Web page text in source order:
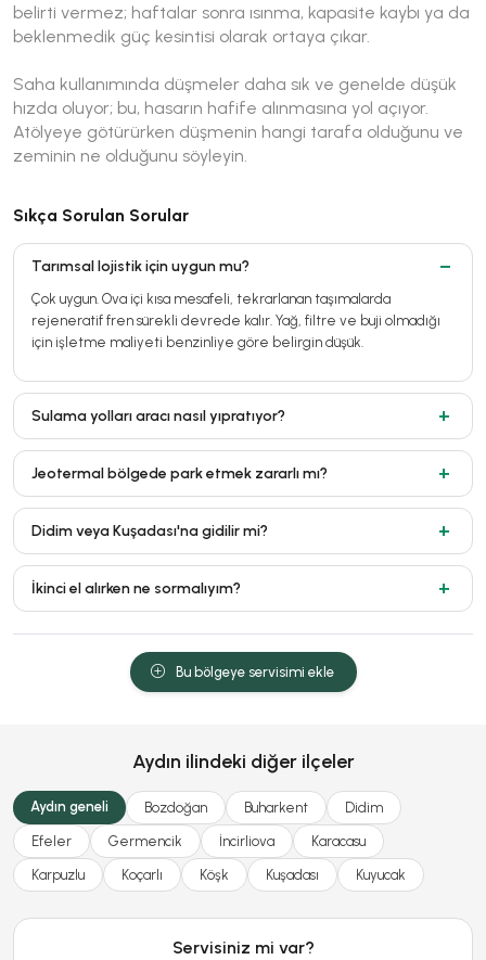
belirti vermez; haftalar sonra ısınma, kapasite kaybı ya da
beklenmedik güç kesintisi olarak ortaya çıkar.
Saha kullanımında düşmeler daha sık ve genelde düşük
hızda oluyor; bu, hasarın hafife alınmasına yol açıyor.
Atölyeye götürürken düşmenin hangi tarafa olduğunu ve
zeminin ne olduğunu söyleyin.
Sıkça Sorulan Sorular
Tarımsal lojistik için uygun mu?
Çok uygun. Ova içi kısa mesafeli, tekrarlanan taşımalarda
rejeneratif fren sürekli devrede kalır. Yağ, filtre ve buji olmadığı
için işletme maliyeti benzinliye göre belirgin düşük.
Sulama yolları aracı nasıl yıpratıyor?
Jeotermal bölgede park etmek zararlı mı?
Didim veya Kuşadası'na gidilir mi?
İkinci el alırken ne sormalıyım?
Bu bölgeye servisimi ekle
Aydın ilindeki diğer ilçeler
Aydın geneli Bozdoğan Buharkent Didim
Efeler Germencik İncirliova Karacasu
Karpuzlu Koçarlı Köşk Kuşadası Kuyucak
Servisiniz mi var?